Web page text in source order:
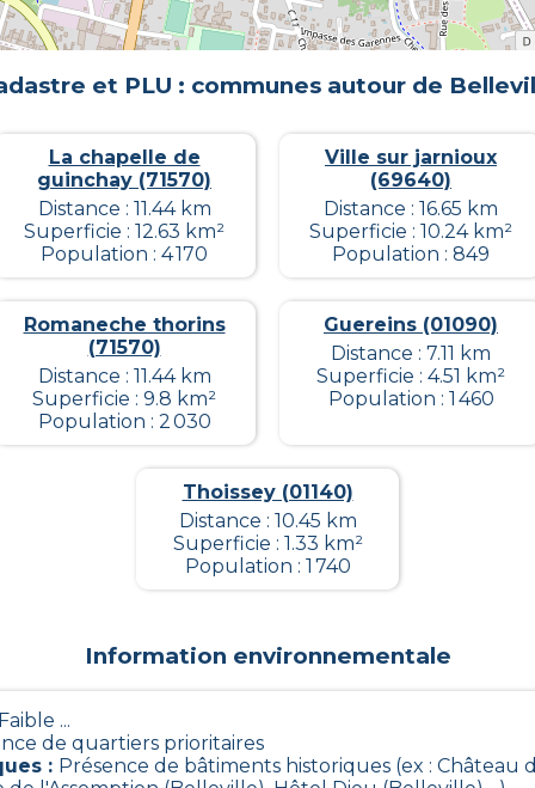
et PLU : communes autour de
La chapelle de
guinchay (71570)
Distance : 11.44 km
Superficie : 12.63 km²
Population : 4 170
Ville sur jarnioux
(69640)
Distance : 16.65 km
Superficie : 10.24 km²
Population : 849
Romaneche thorins
(71570)
Distance : 11.44 km
Superficie : 9.8 km²
Population : 2 030
Guereins (01090)
Distance : 7.11 km
Superficie : 4.51 km²
Population : 1 460
Thoissey (01140)
Distance : 10.45 km
Superficie : 1.33 km²
Population : 1 740
Information environnementale
...
de quartiers prioritaires
: Présence de bâtiments historiques (ex : Château